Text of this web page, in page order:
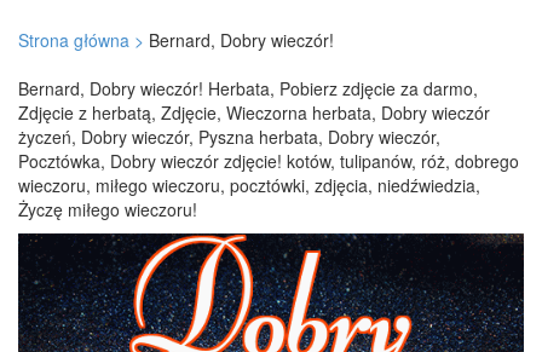
Strona główna > Bernard, Dobry wieczór!
Bernard, Dobry wieczór! Herbata, Pobierz zdjęcie za darmo,
Zdjęcie z herbatą, Zdjęcie, Wieczorna herbata, Dobry wieczór
życzeń, Dobry wieczór, Pyszna herbata, Dobry wieczór,
Pocztówka, Dobry wieczór zdjęcie! kotów, tulipanów, róż, dobrego
wieczoru, miłego wieczoru, pocztówki, zdjęcia, niedźwiedzia,
Życzę miłego wieczoru!